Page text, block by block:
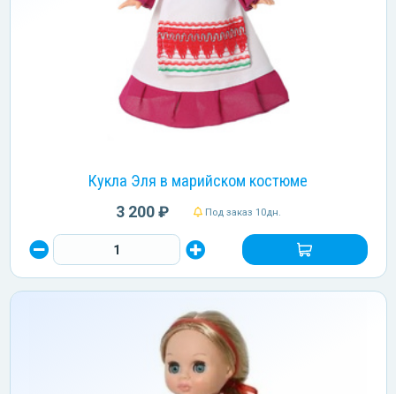
Кукла Эля в марийском костюме
3 200 ₽ Под заказ 10дн.